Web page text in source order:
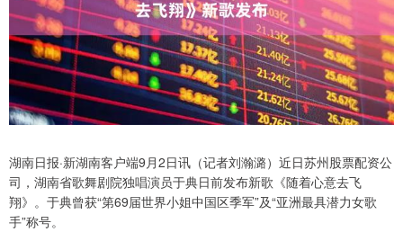
湖南日报·新湖南客户端9月2日讯（记者刘瀚潞）近日苏州股票配资公
司，湖南省歌舞剧院独唱演员于典日前发布新歌《随着心意去飞
翔》。于典曾获“第69届世界小姐中国区季军”及“亚洲最具潜力女歌
手”称号。